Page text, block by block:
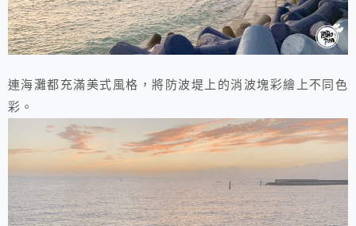
連海灘都充滿美式風格，將防波堤上的消波塊彩繪上不同色
彩。